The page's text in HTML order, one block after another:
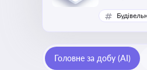
Головне за добу (AI)